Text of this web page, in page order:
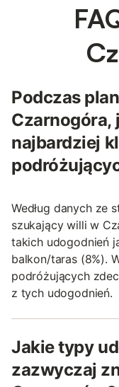
Podczas
Czarnogóra,
najbardziej
Według danych ze
szukający willi w
takich udogodnień
balkon/taras (8%).
podróżujących
z tych udogodnień.
Jakie typy
zazwyczaj